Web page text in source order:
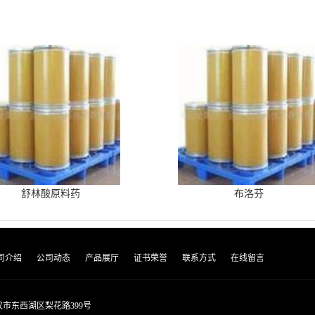
舒林酸原料药 布洛芬
介绍 公司动态 产品展厅 证书荣誉 联系方式 在线留言
市东西湖区梨花路399号